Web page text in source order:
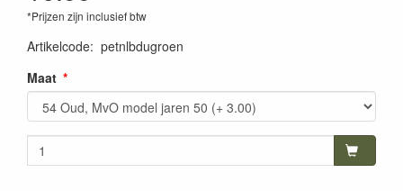
*Prijzen zijn inclusief btw
Artikelcode: petnlbdugroen
Maat